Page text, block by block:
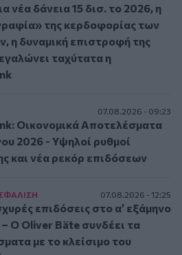
νέα δάνεια 15 δισ. το 2026, η
της κερδοφορίας των
η δυναμική επιστροφή της
ταχύτατα η
07.08.2026 - 09:23
Οικονομικά Αποτελέσματα
2026 - Υψηλοί ρυθμοί
και νέα ρεκόρ επιδόσεων
07.08.2026 - 12:25
επιδόσεις στο α’ εξάμηνο
Ο Oliver Bäte συνδέει τα
με το κλείσιμο του